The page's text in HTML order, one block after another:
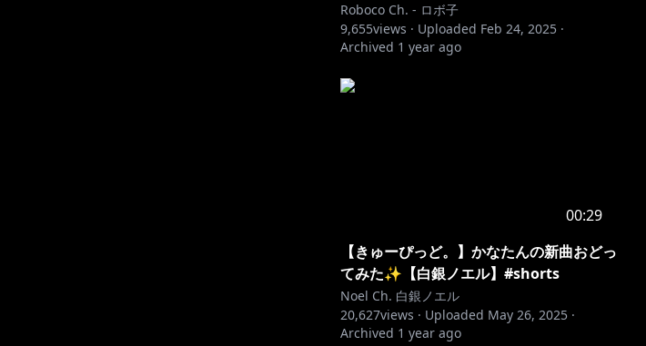
Roboco Ch. - ロボ子
9,655views · Uploaded Feb 24, 2025 ·
Archived 1 year ago
00:29
【きゅーぴっど。】かなたんの新曲おどっ
てみた✨【白銀ノエル】#shorts
Noel Ch. 白銀ノエル
20,627views · Uploaded May 26, 2025 ·
Archived 1 year ago